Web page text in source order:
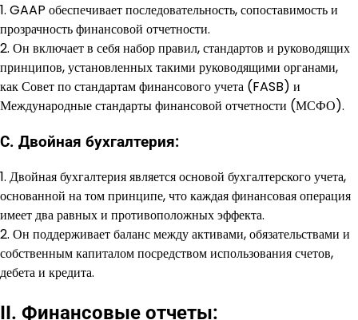
1. GAAP обеспечивает последовательность, сопоставимость и
прозрачность финансовой отчетности.
2. Он включает в себя набор правил, стандартов и руководящих
принципов, установленных такими руководящими органами,
как Совет по стандартам финансового учета (FASB) и
Международные стандарты финансовой отчетности (МСФО).
C. Двойная бухгалтерия:
1. Двойная бухгалтерия является основой бухгалтерского учета,
основанной на том принципе, что каждая финансовая операция
имеет два равных и противоположных эффекта.
2. Он поддерживает баланс между активами, обязательствами и
собственным капиталом посредством использования счетов,
дебета и кредита.
II. Финансовые отчеты: